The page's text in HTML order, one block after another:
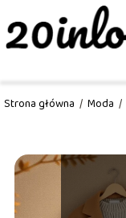
Strona główna / Moda /